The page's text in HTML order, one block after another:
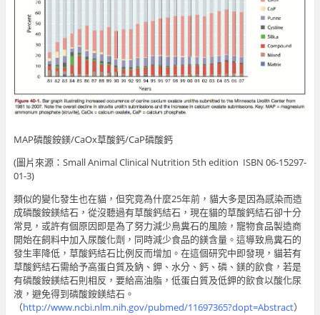
MAP磷酸銨鎂/CaOx草酸鈣/CaP磷酸鈣
(圖片來源：Small Animal Clinical Nutrition 5th edition ISBN 06-15297-
01-3)
類似的變化發生也在貓，但究竟為什麼25年前，貓大多是因為感染而造
成磷酸銨鎂結石，從沒聽過有草酸鈣結石，現在貓的草酸鈣結石卻十分
常見，或許有個原因即是為了努力減少鳥糞石的風險，寵物食品製造商
開始在飼料中加入尿酸化劑，同時減少食品的鎂含量。這導致鳥糞石的
發生率降低，草酸鈣結石比例反而增加。在這個研究中即發現，貓若有
草酸鈣結石需給予高蛋白質及鈉、鉀、水分、鈣、磷、鎂的飲食，若是
有磷酸銨鎂結石則相反，要給高油脂，低蛋白質及低鉀的飲食以酸化尿
液，避免得到磷酸銨鎂結石。
（http://www.ncbi.nlm.nih.gov/pubmed/11697365?dopt=Abstract）